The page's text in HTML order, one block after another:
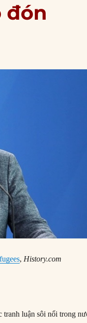
đón
, History.com
tranh luận sôi nổi trong